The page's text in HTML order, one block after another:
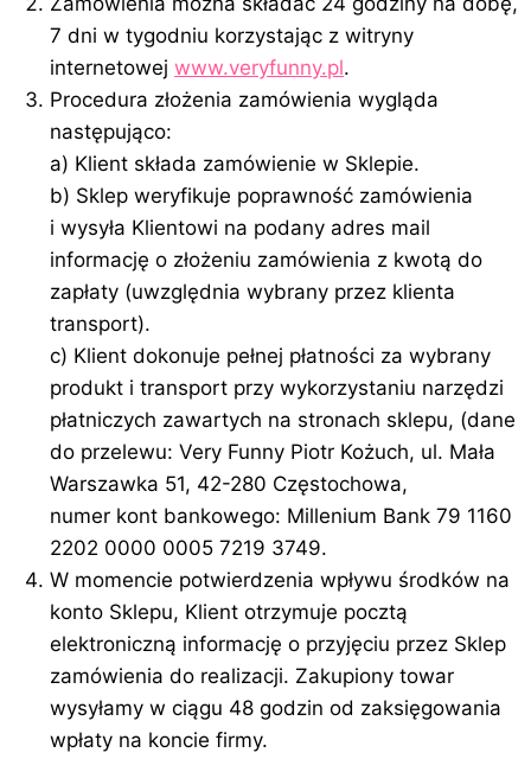
7 dni w tygodniu korzystając z witryny
internetowejwww.veryfunny.pl.
Procedura złożenia zamówienia wygląda
następująco:
a) Klient składa zamówienie w Sklepie.
b) Sklep weryfikuje poprawność zamówienia
i wysyła Klientowi na podany adres mail
informację o złożeniu zamówienia z kwotą do
zapłaty (uwzględnia wybrany przez klienta
transport).
c) Klient dokonuje pełnej płatności za wybrany
produkt i transport przy wykorzystaniu narzędzi
płatniczych zawartych na stronach sklepu, (dane
do przelewu: Very Funny Piotr Kożuch, ul. Mała
Warszawka 51, 42-280 Częstochowa,
numer kont bankowego: Millenium Bank 79 1160
2202 0000 0005 7219 3749.
W momencie potwierdzenia wpływu środków na
konto Sklepu, Klient otrzymuje pocztą
elektroniczną informację o przyjęciu przez Sklep
zamówienia do realizacji. Zakupiony towar
wysyłamy w ciągu 48 godzin od zaksięgowania
wpłaty na koncie firmy.